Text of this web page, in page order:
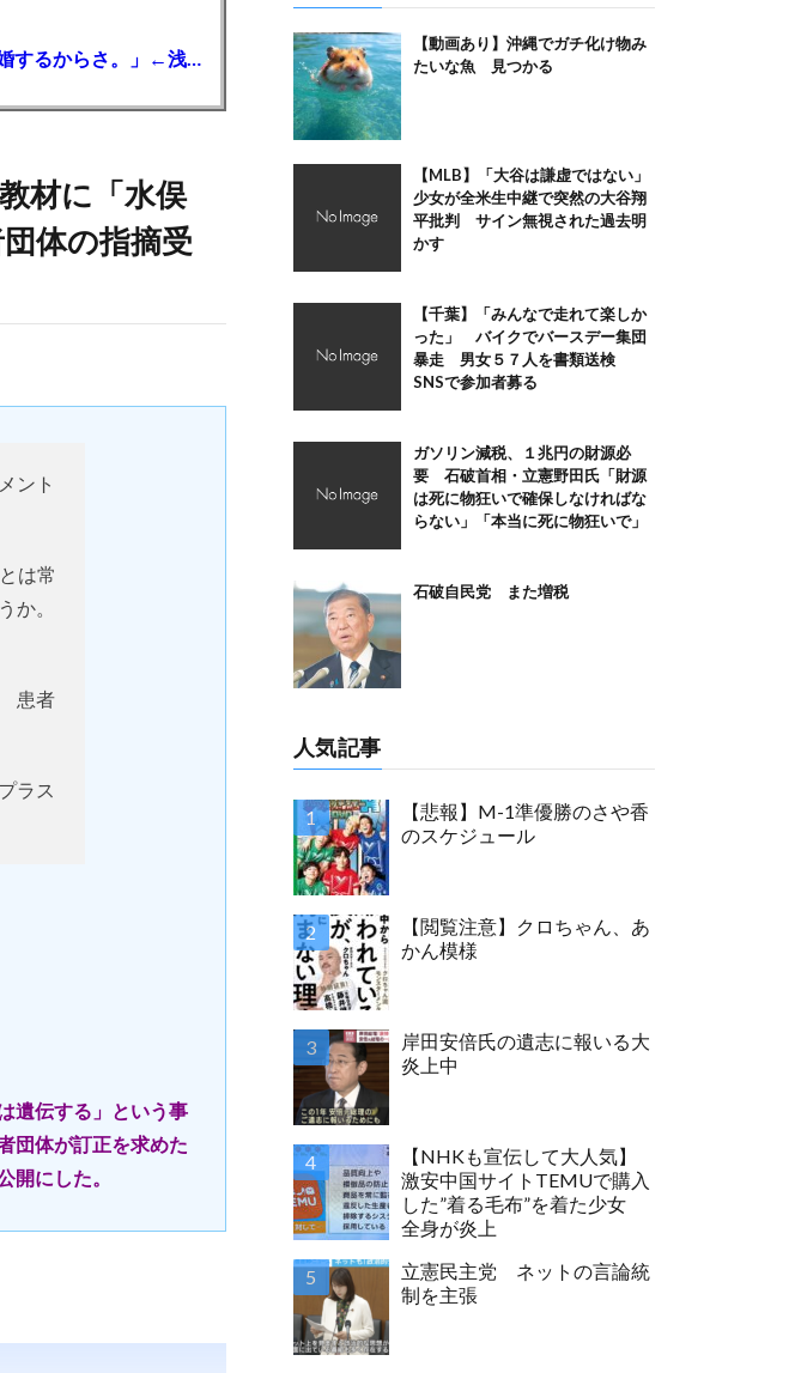
シンガーソングライター・平井大「なんで不倫するか知ってる？妥協で結婚するからさ。」←浅すぎると大炎上
材に「水俣
体の指摘受
ント
は常
か。
患者
ラス
遺伝する」という事
団体が訂正を求めた
にした。
【動画あり】沖縄でガチ化け物み
たいな魚 見つかる
【MLB】「大谷は謙虚ではない」
少女が全米生中継で突然の大谷翔
平批判 サイン無視された過去明
かす
【千葉】「みんなで走れて楽しか
った」 バイクでバースデー集団
暴走 男女５７人を書類送検
SNSで参加者募る
ガソリン減税、１兆円の財源必
要 石破首相・立憲野田氏「財源
は死に物狂いで確保しなければな
らない」「本当に死に物狂いで」
石破自民党 また増税
人気記事
【悲報】M-1準優勝のさや香
のスケジュール
【閲覧注意】クロちゃん、あ
かん模様
岸田安倍氏の遺志に報いる大
炎上中
【NHKも宣伝して大人気】
激安中国サイトTEMUで購入
した”着る毛布”を着た少女
全身が炎上
立憲民主党 ネットの言論統
制を主張